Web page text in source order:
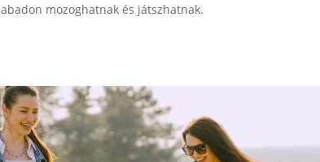
mozoghatnak és játszhatnak.